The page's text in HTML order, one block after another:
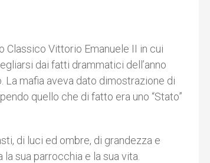
Classico Vittorio Emanuele II in cui
dai fatti drammatici dell’anno
La mafia aveva dato dimostrazione di
quello che di fatto era uno “Stato”
di luci ed ombre, di grandezza e
sua parrocchia e la sua vita.